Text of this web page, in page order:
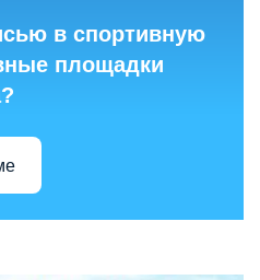
в спортивную
площадки